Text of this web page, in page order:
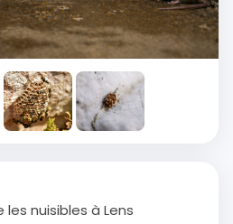
nuisibles à Lens